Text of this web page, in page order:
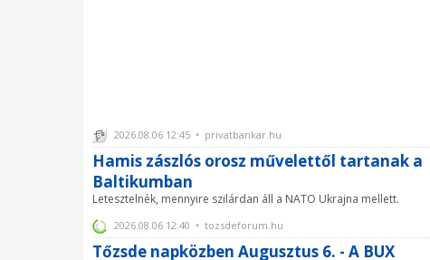
2026.08.06 12:45 • privatbankar.hu
Hamis zászlós orosz művelettől tartanak a
Baltikumban
Letesztelnék, mennyire szilárdan áll a NATO Ukrajna mellett.
2026.08.06 12:40 • tozsdeforum.hu
Tőzsde napközben Augusztus 6. - A BUX